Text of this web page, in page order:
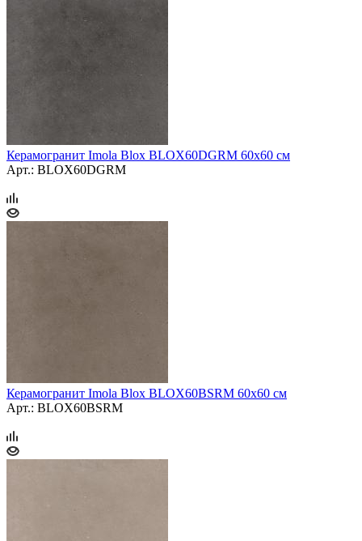
Керамогранит Imola Blox BLOX60DGRM 60x60 см
Арт.: BLOX60DGRM
Керамогранит Imola Blox BLOX60BSRM 60x60 см
Арт.: BLOX60BSRM